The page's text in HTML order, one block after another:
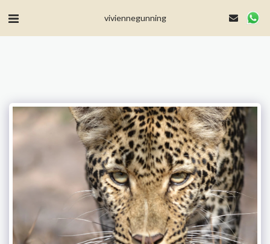
viviennegunning